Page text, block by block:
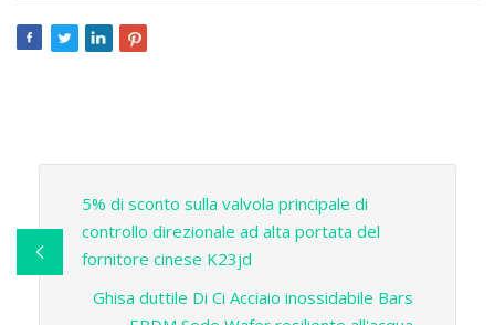
5% di sconto sulla valvola principale di
controllo direzionale ad alta portata del
fornitore cinese K23jd
Ghisa duttile Di Ci Acciaio inossidabile Bars